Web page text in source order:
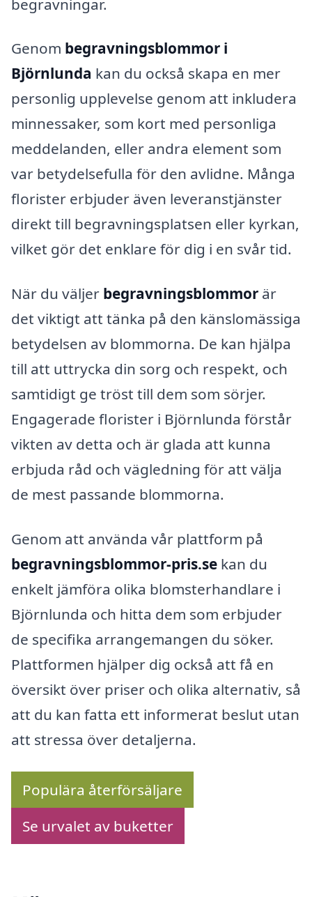
begravningar.
Genom begravningsblommor i
Björnlunda kan du också skapa en mer
personlig upplevelse genom att inkludera
minnessaker, som kort med personliga
meddelanden, eller andra element som
var betydelsefulla för den avlidne. Många
florister erbjuder även leveranstjänster
direkt till begravningsplatsen eller kyrkan,
vilket gör det enklare för dig i en svår tid.
När du väljer begravningsblommor är
det viktigt att tänka på den känslomässiga
betydelsen av blommorna. De kan hjälpa
till att uttrycka din sorg och respekt, och
samtidigt ge tröst till dem som sörjer.
Engagerade florister i Björnlunda förstår
vikten av detta och är glada att kunna
erbjuda råd och vägledning för att välja
de mest passande blommorna.
Genom att använda vår plattform på
begravningsblommor-pris.se kan du
enkelt jämföra olika blomsterhandlare i
Björnlunda och hitta dem som erbjuder
de specifika arrangemangen du söker.
Plattformen hjälper dig också att få en
översikt över priser och olika alternativ, så
att du kan fatta ett informerat beslut utan
att stressa över detaljerna.
Populära återförsäljare
Se urvalet av buketter